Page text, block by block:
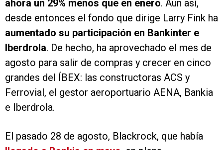
ahora un 29% menos que en enero. Aun así,
desde entonces el fondo que dirige Larry Fink ha
aumentado su participación en Bankinter e
Iberdrola. De hecho, ha aprovechado el mes de
agosto para salir de compras y crecer en cinco
grandes del ÍBEX: las constructoras ACS y
Ferrovial, el gestor aeroportuario AENA, Bankia
e Iberdrola.
El pasado 28 de agosto, Blackrock, que había